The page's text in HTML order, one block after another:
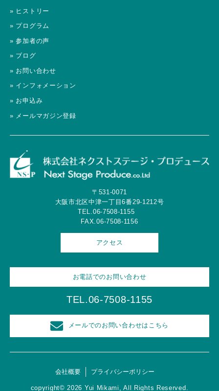
» ヒストリー
» プログラム
» 参加者の声
» ブログ
» お問い合わせ
» インフォメーション
» お申込み
» メールマガジン登録
〒531-0071
大阪市北区中津一丁目6番29-1212号
TEL.06-7508-1155
FAX.06-7508-1156
アクセス
お電話でのお問い合わせ
TEL.06-7508-1155
メールでのお問い合わせはこちら
会社概要 プライバシーポリシー
copyright© 2026 Yui Mikami, All Rights Reserved.